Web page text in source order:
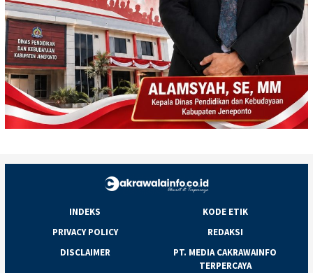
INDEKS
KODE ETIK
PRIVACY POLICY
REDAKSI
DISCLAIMER
PT. MEDIA CAKRAWAINFO
TERPERCAYA